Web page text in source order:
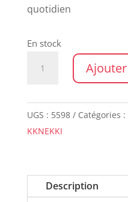
quotidien
En stock
mix
UGS : 5598 Catégories :
KKNEKKI
Description